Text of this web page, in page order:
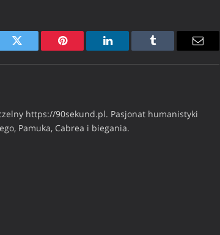
Twitter Pinterest LinkedIn Tumblr Email
https://90sekund.pl. Pasjonat humanistyki
Pamuka, Cabrea i biegania.